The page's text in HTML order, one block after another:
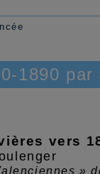
1890 par
vers
»